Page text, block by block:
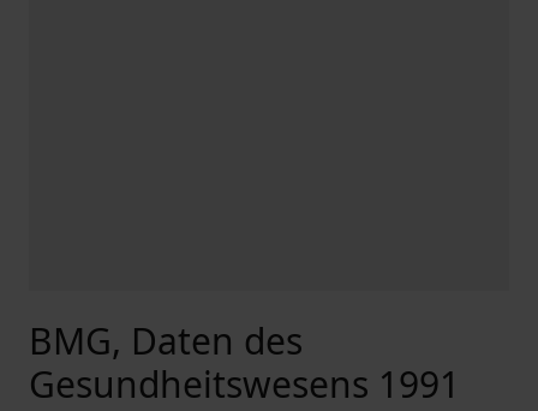
BMG, Daten des
Gesundheitswesens 1991